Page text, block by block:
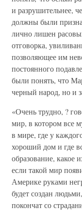
и разрушительнее,
должны были
лично лишен
отговорка,
позволяющее им
постоянного
были понять, что
черный народ, но и
«Очень трудно, ?
мир, в котором
в мире, где у
хороший дом и где
образование, какое
если такой мир
Америке руками
будет создан
покончат со